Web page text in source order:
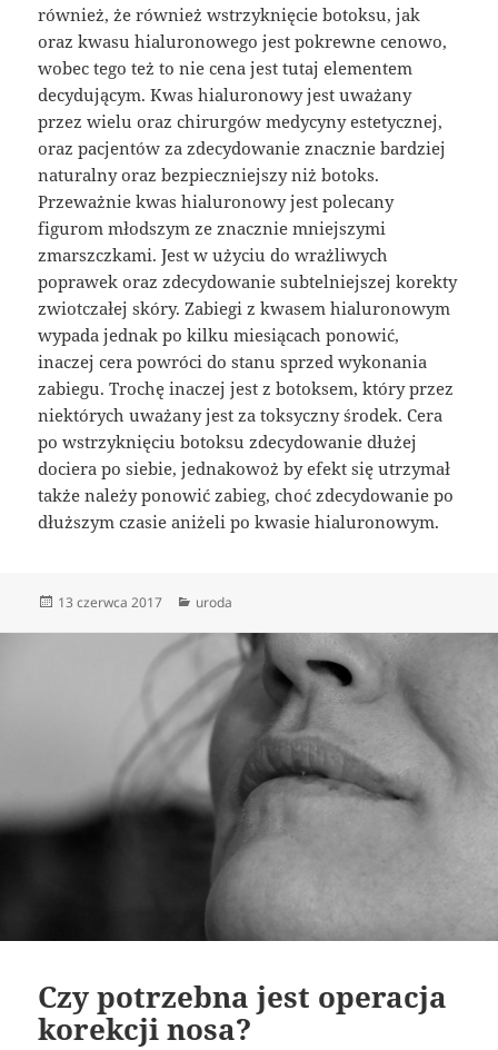
również, że również wstrzyknięcie botoksu, jak
oraz kwasu hialuronowego jest pokrewne cenowo,
wobec tego też to nie cena jest tutaj elementem
decydującym. Kwas hialuronowy jest uważany
przez wielu oraz chirurgów medycyny estetycznej,
oraz pacjentów za zdecydowanie znacznie bardziej
naturalny oraz bezpieczniejszy niż botoks.
Przeważnie kwas hialuronowy jest polecany
figurom młodszym ze znacznie mniejszymi
zmarszczkami. Jest w użyciu do wrażliwych
poprawek oraz zdecydowanie subtelniejszej korekty
zwiotczałej skóry. Zabiegi z kwasem hialuronowym
wypada jednak po kilku miesiącach ponowić,
inaczej cera powróci do stanu sprzed wykonania
zabiegu. Trochę inaczej jest z botoksem, który przez
niektórych uważany jest za toksyczny środek. Cera
po wstrzyknięciu botoksu zdecydowanie dłużej
dociera po siebie, jednakowoż by efekt się utrzymał
także należy ponowić zabieg, choć zdecydowanie po
dłuższym czasie aniżeli po kwasie hialuronowym.
Data
13 czerwca 2017 Kategorie
uroda
Czy potrzebna jest operacja
korekcji nosa?